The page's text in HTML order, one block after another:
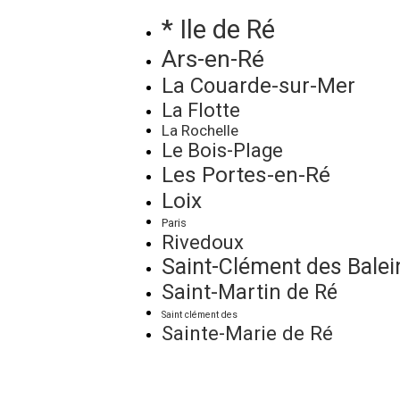
* Ile de Ré
Ars-en-Ré
La Couarde-sur-Mer
La Flotte
La Rochelle
Le Bois-Plage
Les Portes-en-Ré
Loix
Paris
Rivedoux
Saint-Clément des
Saint-Martin de Ré
Saint clément des
Sainte-Marie de Ré